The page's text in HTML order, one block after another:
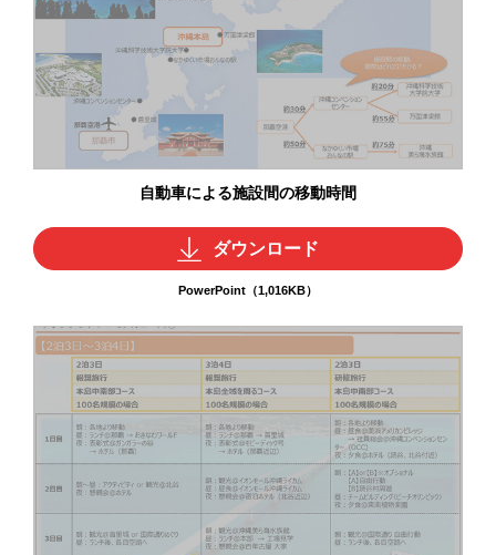
自動車による施設間の移動時間
ダウンロード
PowerPoint（1,016KB）